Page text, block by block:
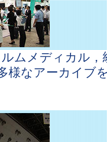
ムメディカル
様なアーカイブ